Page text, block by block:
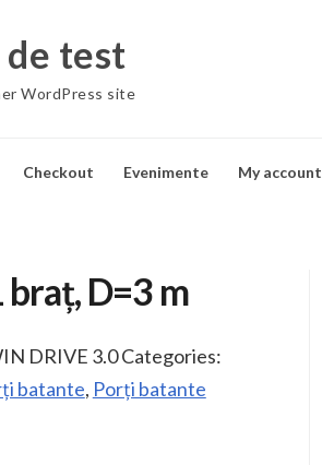
de test
WordPress site
Checkout Evenimente My account
D=3 m
DRIVE 3.0Categories:
batante, Porți batante